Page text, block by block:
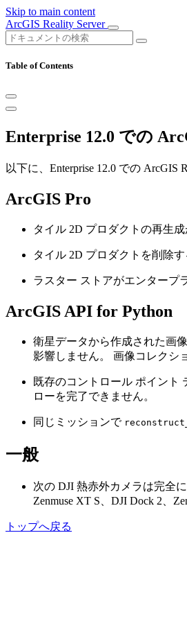
Skip to main content
ArcGIS Reality Server
Table of Contents
Enterprise 12.0 での
以下に、Enterprise 12.0 での ArcGIS
ArcGIS Pro
タイル 2D プロダクトの再生成
タイル 2D プロダクトを削除
ラスター ストアがエンタープ
ArcGIS API for Python
衛星データから作成された画
影響しません。 画像コレクシ
既存のコントロール ポイント
ローを完了できません。
同じミッションで
一般
次の DJI 熱赤外カメラは完全に
Zenmuse XT S、DJI Dock 2、
トップへ戻る